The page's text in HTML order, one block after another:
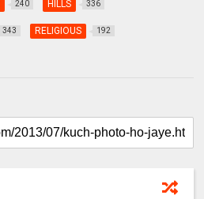
240 HILLS 336
343 RELIGIOUS 192